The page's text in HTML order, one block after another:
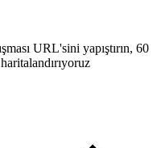
URL'sini yapıştırın, 60